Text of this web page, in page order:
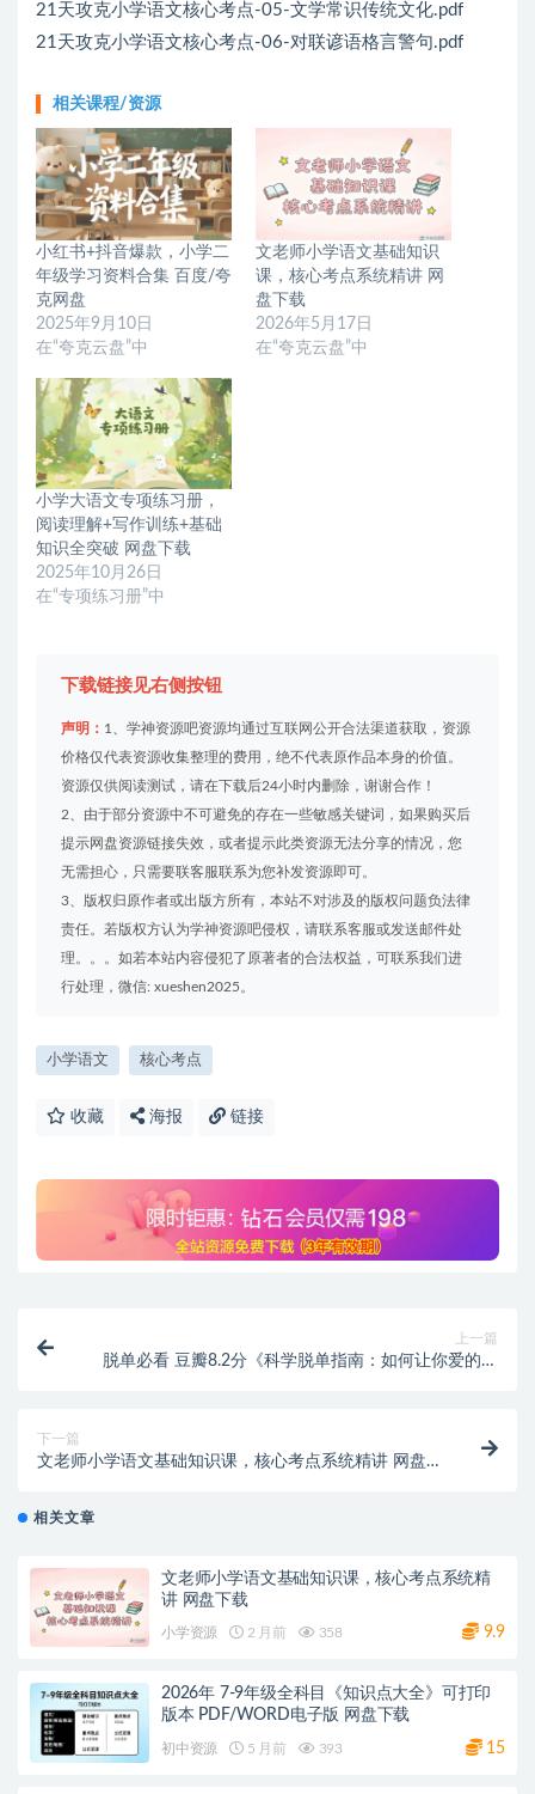
21天攻克小学语文核心考点-05-文学常识传统文化.pdf
21天攻克小学语文核心考点-06-对联谚语格言警句.pdf
相关课程/资源
小红书+抖音爆款，小学二
年级学习资料合集 百度/夸
克网盘
2025年9月10日
在“夸克云盘”中
文老师小学语文基础知识
课，核心考点系统精讲 网
盘下载
2026年5月17日
在“夸克云盘”中
小学大语文专项练习册，
阅读理解+写作训练+基础
知识全突破 网盘下载
2025年10月26日
在“专项练习册”中
下载链接见右侧按钮
声明： 1、学神资源吧资源均通过互联网公开合法渠道获取，资源
价格仅代表资源收集整理的费用，绝不代表原作品本身的价值。
资源仅供阅读测试，请在下载后24小时内删除，谢谢合作！
2、由于部分资源中不可避免的存在一些敏感关键词，如果购买后
提示网盘资源链接失效，或者提示此类资源无法分享的情况，您
无需担心，只需要联客服联系为您补发资源即可。
3、版权归原作者或出版方所有，本站不对涉及的版权问题负法律
责任。若版权方认为学神资源吧侵权，请联系客服或发送邮件处
理。。。如若本站内容侵犯了原著者的合法权益，可联系我们进
行处理，微信: xueshen2025。
小学语文 核心考点
收藏 海报 链接
上一篇
脱单必看 豆瓣8.2分《科学脱单指南：如何让你爱的人
下一篇
文老师小学语文基础知识课，核心考点系统精讲 网盘下
相关文章
文老师小学语文基础知识课，核心考点系统精
讲 网盘下载
小学资源 2 月前 358 9.9
2026年 7-9年级全科目《知识点大全》可打印
版本 PDF/WORD电子版 网盘下载
初中资源 5 月前 393 15